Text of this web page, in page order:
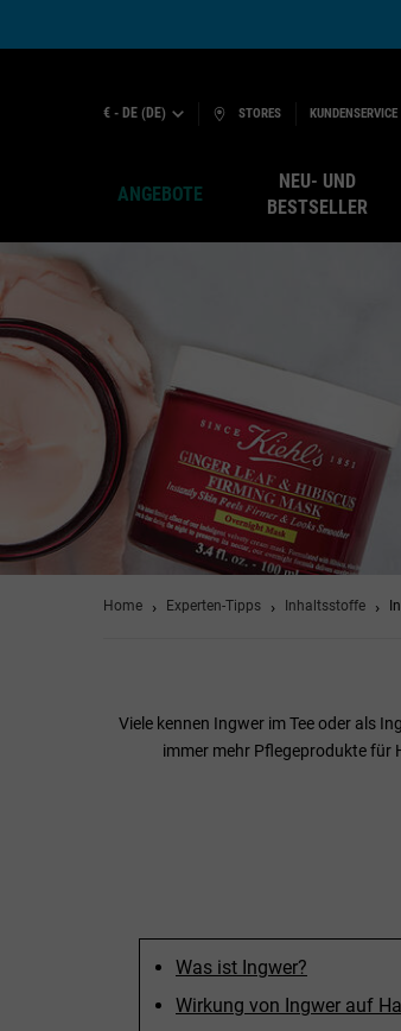
€ - DE (DE) STORES KUNDENSERVICE
ANGEBOTE
NEU- UND
BESTSELLER
Hauptinhalt
Home Experten-Tipps Inhaltsstoffe
Viele kennen Ingwer im Tee oder als
immer mehr Pflegeprodukte für
Was ist Ingwer?
Wirkung von Ingwer auf